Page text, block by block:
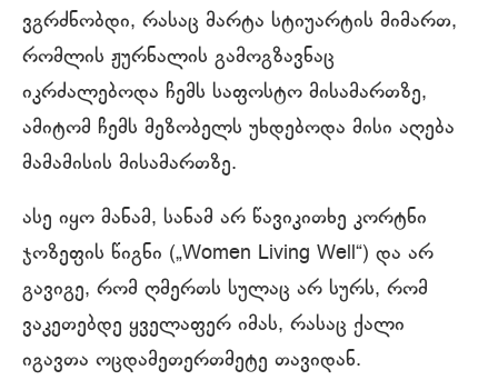
ვგრძნობდი, რასაც მარტა სტიუარტის მიმართ,
რომლის ჟურნალის გამოგზავნაც
იკრძალებოდა ჩემს საფოსტო მისამართზე,
ამიტომ ჩემს მეზობელს უხდებოდა მისი აღება
მამამისის მისამართზე.
ასე იყო მანამ, სანამ არ წავიკითხე კორტნი
ჯოზეფის წიგნი („Women Living Well“) და არ
გავიგე, რომ ღმერთს სულაც არ სურს, რომ
ვაკეთებდე ყველაფერ იმას, რასაც ქალი
იგავთა ოცდამეთერთმეტე თავიდან.